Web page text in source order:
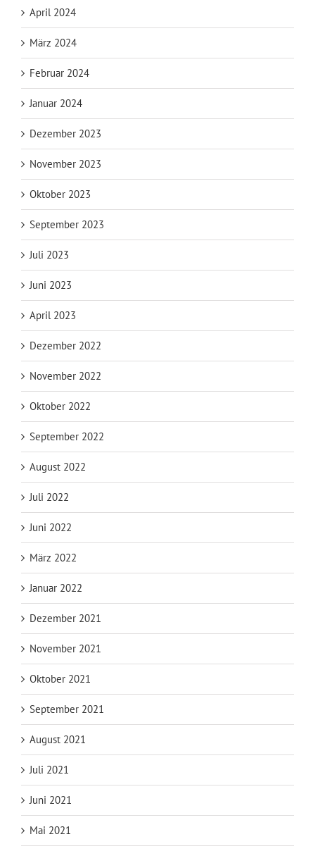
April 2024
März 2024
Februar 2024
Januar 2024
Dezember 2023
November 2023
Oktober 2023
September 2023
Juli 2023
Juni 2023
April 2023
Dezember 2022
November 2022
Oktober 2022
September 2022
August 2022
Juli 2022
Juni 2022
März 2022
Januar 2022
Dezember 2021
November 2021
Oktober 2021
September 2021
August 2021
Juli 2021
Juni 2021
Mai 2021